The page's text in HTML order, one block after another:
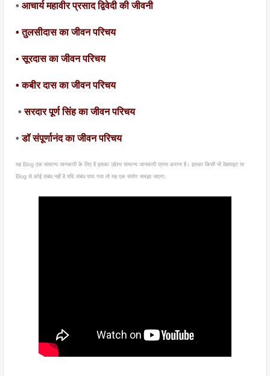
• आचार्य महावीर प्रसाद द्विवेदी की जीवनी
• तुलसीदास का जीवन परिचय
• सूरदास का जीवन परिचय
• कबीर दास का जीवन परिचय
•सरदार पूर्ण सिंह का जीवन परिचय
•डॉ संपूर्णानंद का जीवन परिचय
यह Blog एक सामान्य जानकारी के लिए है इसका उद्देश्य सामान्य जानकारी प्राप्त कराना है। इसका किसी भी वेबसाइट या
Blog से कोई संबंध नहीं है यदि संबंध पाया गया तो यह एक संयोग समझा जाएगा.